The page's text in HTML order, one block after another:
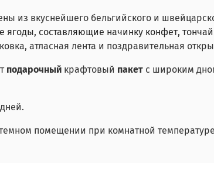
из вкуснейшего бельгийского и
ягоды, составляющие начинку конфет,
атласная лента и поздравительная
подарочный крафтовый пакет с широким
помещении при комнатной